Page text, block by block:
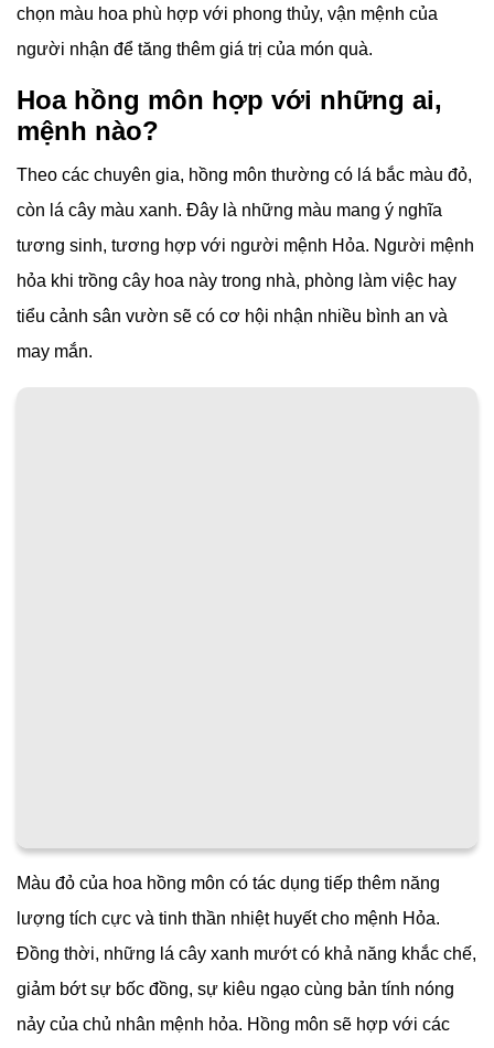
chọn màu hoa phù hợp với phong thủy, vận mệnh của
người nhận để tăng thêm giá trị của món quà.
Hoa hồng môn hợp với những ai,
mệnh nào?
Theo các chuyên gia, hồng môn thường có lá bắc màu đỏ,
còn lá cây màu xanh. Đây là những màu mang ý nghĩa
tương sinh, tương hợp với người mệnh Hỏa. Người mệnh
hỏa khi trồng cây hoa này trong nhà, phòng làm việc hay
tiểu cảnh sân vườn sẽ có cơ hội nhận nhiều bình an và
may mắn.
Màu đỏ của hoa hồng môn có tác dụng tiếp thêm năng
lượng tích cực và tinh thần nhiệt huyết cho mệnh Hỏa.
Đồng thời, những lá cây xanh mướt có khả năng khắc chế,
giảm bớt sự bốc đồng, sự kiêu ngạo cùng bản tính nóng
nảy của chủ nhân mệnh hỏa. Hồng môn sẽ hợp với các